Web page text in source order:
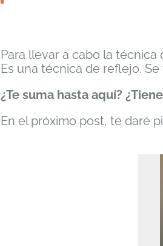
Para llevar a cabo la
Es una técnica de reflejo.
¿Te suma hasta aquí?
En el próximo post, te daré